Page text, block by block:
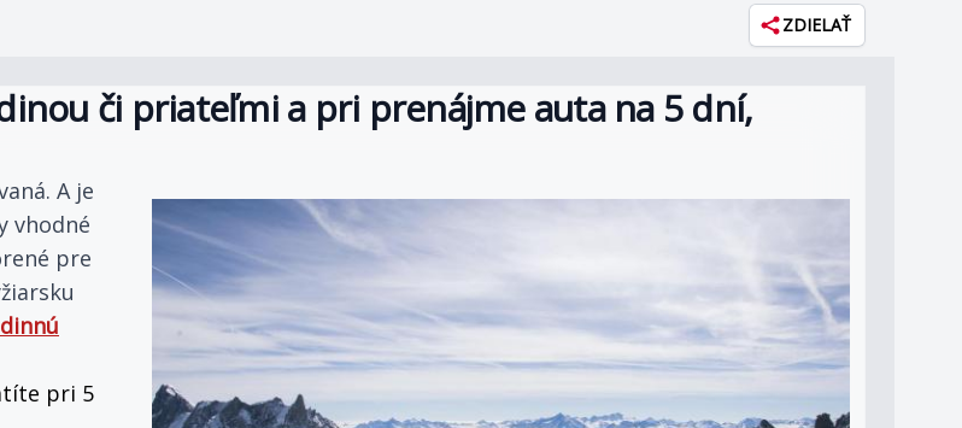
ZDIELAŤ
či priateľmi a pri prenájme auta na 5 dní,
A je
vhodné
pre
pri 5